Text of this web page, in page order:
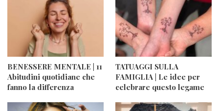
BENESSERE MENTALE | 11
Abitudini quotidiane che
fanno la differenza
TATUAGGI SULLA
FAMIGLIA | Le idee per
celebrare questo legame